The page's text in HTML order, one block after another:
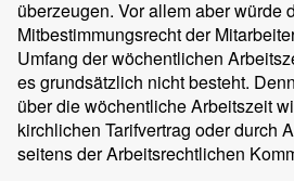
überzeugen. Vor allem aber würde
Mitbestimmungsrecht der
Umfang der wöchentlichen
es grundsätzlich nicht besteht.
über die wöchentliche Arbeitszeit
kirchlichen Tarifvertrag oder durch
seitens der Arbeitsrechtlichen